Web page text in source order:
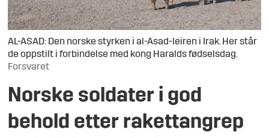
AL-ASAD: Den norske styrken i al-Asad-leiren i Irak. Her står
de oppstilt i forbindelse med kong Haralds fødselsdag.
Forsvaret
Norske soldater i god
behold etter rakettangrep